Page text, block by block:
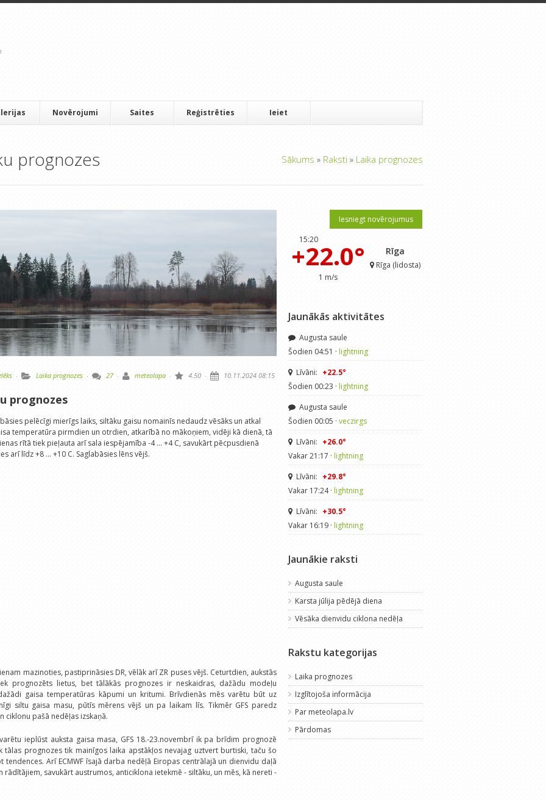
Novērojumi Saites Reģistrēties Ieiet
prognozes Sākums » Raksti » Laika prognozes
· Laika prognozes · 27 · meteolapa · 4.50 · 10.11.2024 08:15
prognozes
pelēcīgi mierīgs laiks, siltāku gaisu nomainīs nedaudz vēsāks un atkal
temperatūra pirmdien un otrdien, atkarībā no mākoņiem, vidēji kā dienā, tā
rītā tiek pieļauta arī sala iespējamība -4 ... +4 C, savukārt pēcpusdienā
arī līdz +8 ... +10 C. Saglabāsies lēns vējš.
mazinoties, pastiprināsies DR, vēlāk arī ZR puses vējš. Ceturtdien, aukstās
prognozēts lietus, bet tālākās prognozes ir neskaidras, dažādu modeļu
gaisa temperatūras kāpumi un kritumi. Brīvdienās mēs varētu būt uz
siltu gaisa masu, pūtīs mērens vējš un pa laikam līs. Tikmēr GFS paredz
ciklonu pašā nedēļas izskaņā.
ieplūst auksta gaisa masa, GFS 18.-23.novembrī ik pa brīdim prognozē
tālas prognozes tik mainīgos laika apstākļos nevajag uztvert burtiski, taču šo
Arī ECMWF īsajā darba nedēļā Eiropas centrālajā un dienvidu daļā
savukārt austrumos, anticiklona ietekmē - siltāku, un mēs, kā nereti -
Iesniegt novērojumus
15:20
+22.0°
1 m/s
Rīga
Rīga (lidosta)
Jaunākās aktivitātes
Augusta saule
Šodien 04:51 · lightning
Līvāni: +22.5°
Šodien 00:23 · lightning
Augusta saule
Šodien 00:05 · veczirgs
Līvāni: +26.0°
Vakar 21:17 · lightning
Līvāni: +29.8°
Vakar 17:24 · lightning
Līvāni: +30.5°
Vakar 16:19 · lightning
Jaunākie raksti
Augusta saule
Karsta jūlija pēdējā diena
Vēsāka dienvidu ciklona nedēļa
Rakstu kategorijas
Laika prognozes
Izglītojoša informācija
Par meteolapa.lv
Pārdomas